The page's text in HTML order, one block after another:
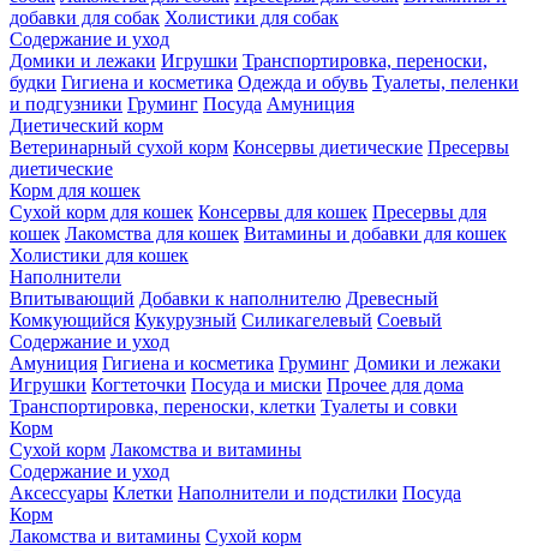
добавки для собак Холистики для собак
Содержание и уход
Домики и лежаки Игрушки Транспортировка, переноски,
будки Гигиена и косметика Одежда и обувь Туалеты, пеленки
и подгузники Груминг Посуда Амуниция
Диетический корм
Ветеринарный сухой корм Консервы диетические Пресервы
диетические
Корм для кошек
Сухой корм для кошек Консервы для кошек Пресервы для
кошек Лакомства для кошек Витамины и добавки для кошек
Холистики для кошек
Наполнители
Впитывающий Добавки к наполнителю Древесный
Комкующийся Кукурузный Силикагелевый Соевый
Содержание и уход
Амуниция Гигиена и косметика Груминг Домики и лежаки
Игрушки Когтеточки Посуда и миски Прочее для дома
Транспортировка, переноски, клетки Туалеты и совки
Корм
Сухой корм Лакомства и витамины
Содержание и уход
Аксессуары Клетки Наполнители и подстилки Посуда
Корм
Лакомства и витамины Сухой корм